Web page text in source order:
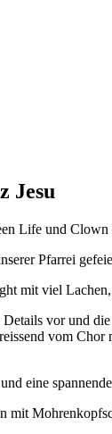
Jesu
Life und
Pfarrei
mit viel
vor und
vom
eine
mit